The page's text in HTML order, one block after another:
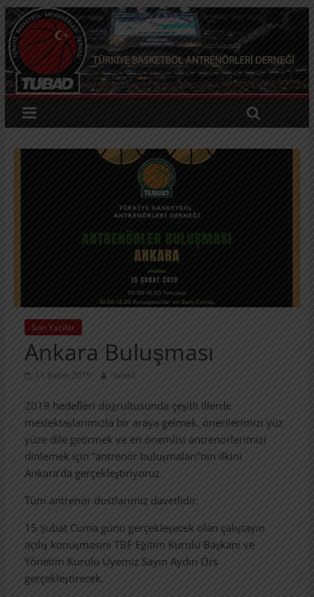
Son Yazılar
Ankara Buluşması
11 Şubat 2019 tubad
2019 hedefleri doğrultusunda çeşitli illerde
meslektaşlarımızla bir araya gelmek, önerilerimizi yüz
yüze dile getirmek ve en önemlisi antrenörlerimizi
dinlemek için “antrenör buluşmaları”nın ilkini
Ankara’da gerçekleştiriyoruz.
Tüm antrenör dostlarımız davetlidir.
15 Şubat Cuma günü gerçekleşecek olan çalıştayın
açılış konuşmasını TBF Eğitim Kurulu Başkanı ve
Yönetim Kurulu Üyemiz Sayın Aydın Örs
gerçekleştirecek.